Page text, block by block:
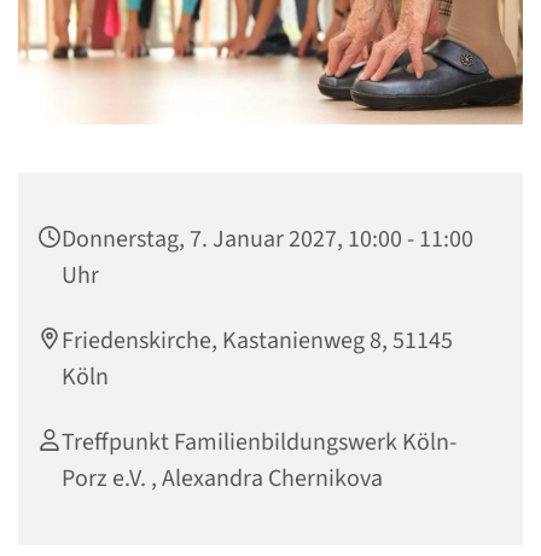
Donnerstag, 7. Januar 2027, 10:00 - 11:00
Uhr
Friedenskirche, Kastanienweg 8, 51145
Köln
Treffpunkt Familienbildungswerk Köln-
Porz e.V. , Alexandra Chernikova